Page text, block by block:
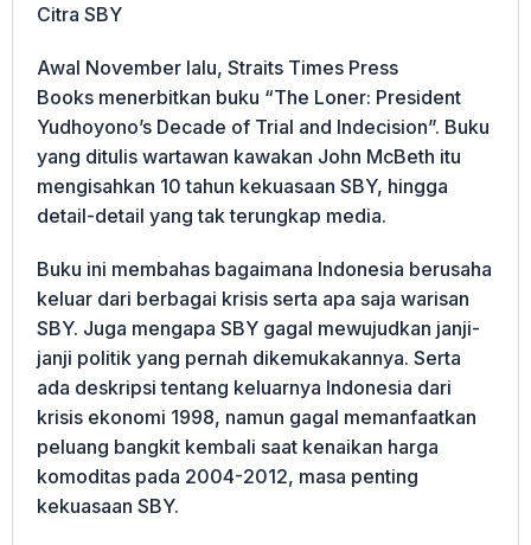
Citra SBY
Awal November lalu, Straits Times Press
Books menerbitkan buku “The Loner: President
Yudhoyono’s Decade of Trial and Indecision”. Buku
yang ditulis wartawan kawakan John McBeth itu
mengisahkan 10 tahun kekuasaan SBY, hingga
detail-detail yang tak terungkap media.
Buku ini membahas bagaimana Indonesia berusaha
keluar dari berbagai krisis serta apa saja warisan
SBY. Juga mengapa SBY gagal mewujudkan janji-
janji politik yang pernah dikemukakannya. Serta
ada deskripsi tentang keluarnya Indonesia dari
krisis ekonomi 1998, namun gagal memanfaatkan
peluang bangkit kembali saat kenaikan harga
komoditas pada 2004-2012, masa penting
kekuasaan SBY.